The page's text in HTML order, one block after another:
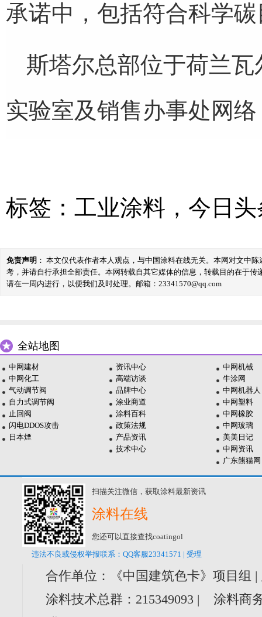
承诺中，包括符合科学
斯塔尔总部位于荷兰
实验室及销售办事处网
标签： 工业涂料 ， 今日头
免责声明 ： 本文仅代表作者本人观点，与中国涂料在线无关。本网对文中
考，并请自行承担全部责任。本网转载自其它媒体的信息，转载目的在于
请在一周内进行，以便我们及时处理。邮箱：23341570@qq.com
全站地图
中网建材
中网化工
气动调节阀
自力式调节阀
止回阀
闪电DDOS攻击
日本煙
资讯中心
高端访谈
品牌中心
涂业商道
涂料百科
政策法规
产品资讯
技术中心
中网机械
牛涂网
中网机器人
中网塑料
中网橡胶
中网玻璃
美美日记
中网资讯
广东熊猫网
扫描关注微信，获取涂料最新资讯
涂料在线
您还可以直接查找coatingol
违法不良或侵权举报联系：QQ客服23341571 | 受理
合作单位：《中国建筑色卡》项目组
涂料技术总群：215349093 | 涂料商